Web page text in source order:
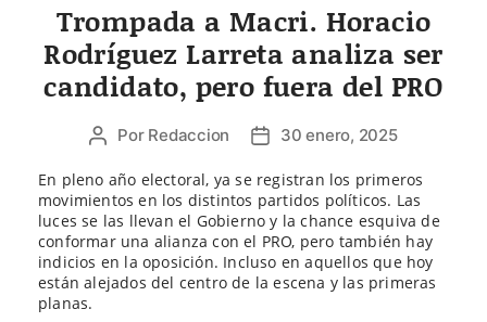
Trompada a Macri. Horacio
Rodríguez Larreta analiza ser
candidato, pero fuera del PRO
Autor
la
entrada
Por Redaccion
Fecha
la
entrada
30 enero, 2025
En pleno año electoral, ya se registran los primeros
movimientos en los distintos partidos políticos. Las
luces se las llevan el Gobierno y la chance esquiva de
conformar una alianza con el PRO, pero también hay
indicios en la oposición. Incluso en aquellos que hoy
están alejados del centro de la escena y las primeras
planas.